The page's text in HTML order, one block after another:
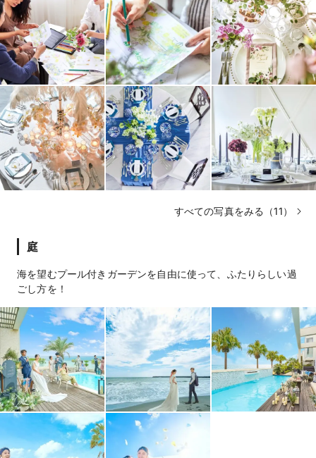
すべての写真をみる（11）
庭
海を望むプール付きガーデンを自由に使って、ふたりらしい過
ごし方を！